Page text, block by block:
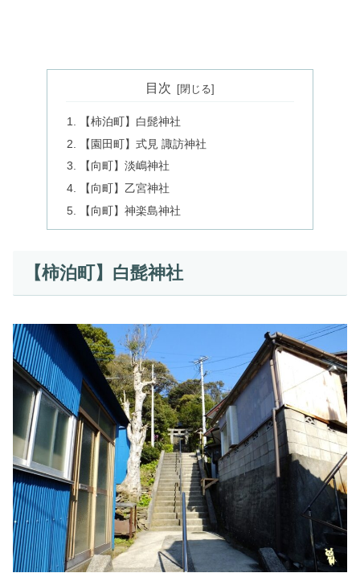
目次
【柿泊町】白髭神社
【園田町】式見 諏訪神社
【向町】淡嶋神社
【向町】乙宮神社
【向町】神楽島神社
【柿泊町】白髭神社